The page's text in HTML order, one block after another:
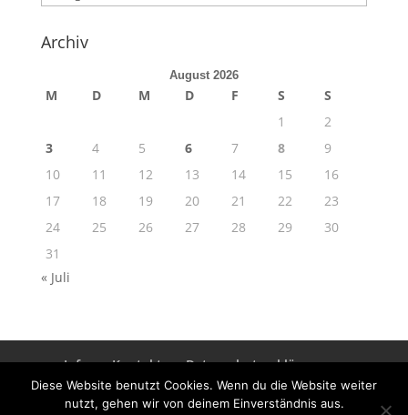
Archiv
August 2026
M D M D F S
S
1
2
3
4 5 6 7 8
9
10
11 12 13 14 15
16
17
18 19 20 21 22
23
24
25 26 27 28 29
30
31
« Juli
Info Kontakt
Datenschutzerklärung
Impressum
Diese Website benutzt Cookies. Wenn du die Website weiter
nutzt, gehen wir von deinem Einverständnis aus.